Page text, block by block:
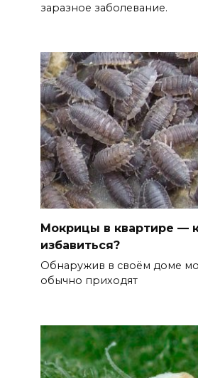
заразное заболевание.
Мокрицы в квартире —
избавиться?
Обнаружив в своём доме
обычно приходят